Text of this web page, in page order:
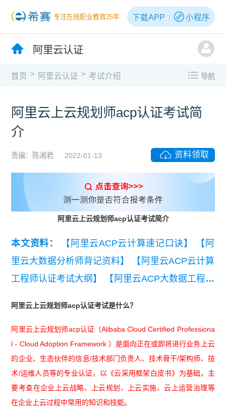
专注在线职业教育25年 下载APP 小程序
阿里云认证
首页 > 阿里云认证 > 考试介绍 导航
阿里云上云规划师acp认证考试简
介
责编：陈湘君 2022-01-13 资料领取
阿里云上云规划师acp认证考试简介
本文资料： 【阿里云ACP云计算速记口诀】
【阿
里云大数据分析师背记资料】
【阿里云ACP云计算
工程师认证考试大纲】
【阿里云ACP大数据工程师
阿里云上云规划师acp认证考试是什么？
阿里云上云规划师acp认证（Alibaba Cloud Certified Professiona
l - Cloud Adoption Framework ）是面向正在或即将进行业务上云
的企业、生态伙伴的信息/技术部门负责人、技术骨干/架构师、技
术/运维人员等的专业认证，以《云采用框架白皮书》为基础，主
要考查在企业上云战略、上云规划、上云实施、云上运营治理等
在企业上云过程中常用的知识和技能。